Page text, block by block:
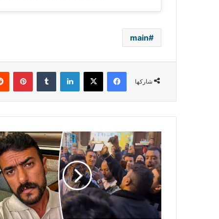
main
شاركها
فيسبوك ‫X لينكدإن
عروس
تركت
الزفّة
لالتقاط
صورة
معه..
استقبال
أحمد